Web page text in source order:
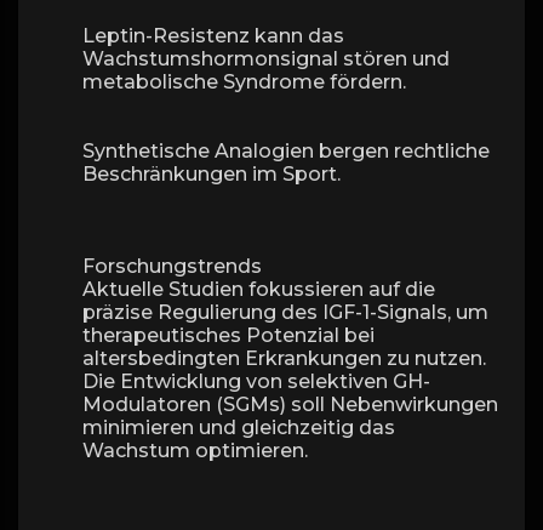
Leptin-Resistenz kann das
Wachstumshormonsignal stören und
metabolische Syndrome fördern.
Synthetische Analogien bergen rechtliche
Beschränkungen im Sport.
Forschungstrends
Aktuelle Studien fokussieren auf die
präzise Regulierung des IGF-1-Signals, um
therapeutisches Potenzial bei
altersbedingten Erkrankungen zu nutzen.
Die Entwicklung von selektiven GH-
Modulatoren (SGMs) soll Nebenwirkungen
minimieren und gleichzeitig das
Wachstum optimieren.